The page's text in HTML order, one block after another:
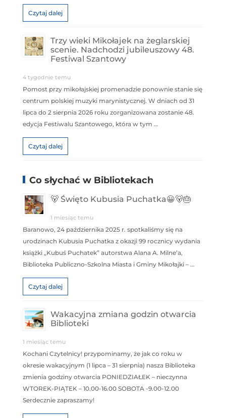
Czytaj dalej
Trzy wieki Mikołajek na żeglarskiej
scenie. Nadchodzi jubileuszowy 48.
Festiwal Szantowy
4 tygodnie temu
Pomost przy mikołajskiej promenadzie ponownie stanie się
centrum polskiej muzyki marynistycznej. W dniach od 31
lipca do 2 sierpnia 2026 roku zorganizowana zostanie 48.
edycja Festiwalu Szantowego, która w tym …
Czytaj dalej
Co słychać w Bibliotekach
🐻 Święto Kubusia Puchatka😀🐻🎂
1 miesiąc temu
Baranowo, 24 października 2025 r. spotkaliśmy się na
urodzinach Kubusia Puchatka z okazji 99 rocznicy wydania
książki „Kubuś Puchatek” autorstwa Alana A. Milne’a,
Biblioteka Publiczno-Szkolna Miasta i Gminy Mikołajki – …
Czytaj dalej
Wakacyjna zmiana godzin otwarcia
Biblioteki
1 miesiąc temu
Kochani Czytelnicy! przypominamy, że jak co roku w
okresie wakacyjnym (1 lipca – 31 sierpnia) nasza Biblioteka
zmienia godziny otwarcia PONIEDZIAŁEK – nieczynna
WTOREK-PIĄTEK – 10.00-16.00 SOBOTA -9.00-12.00
Serdecznie zapraszamy!